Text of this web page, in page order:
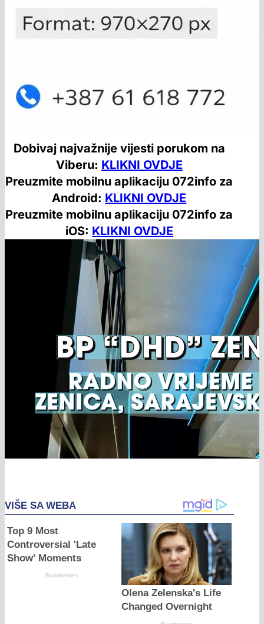
Dobivaj najvažnije vijesti porukom na
Viberu: KLIKNI OVDJE
Preuzmite mobilnu aplikaciju 072info za
Android: KLIKNI OVDJE
Preuzmite mobilnu aplikaciju 072info za
iOS: KLIKNI OVDJE